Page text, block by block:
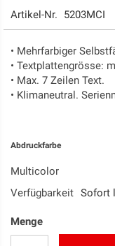
Artikel-Nr. 5203MCI
• Mehrfarbiger
• Textplattengrösse:
• Max. 7 Zeilen Text.
• Klimaneutral.
Abdruckfarbe
Multicolor
Verfügbarkeit Sofort
Menge